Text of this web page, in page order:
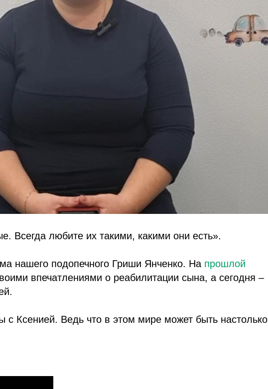
Всегда любите их такими, какими они есть».
нашего подопечного Гриши Янченко. На прошлой
впечатлениями о реабилитации сына, а сегодня –
с Ксенией. Ведь что в этом мире может быть настолько